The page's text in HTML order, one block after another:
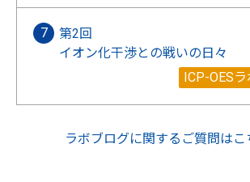
第2回
イオン化干渉との戦いの日々
ICP-OES
ラボブログに関するご質問はこ